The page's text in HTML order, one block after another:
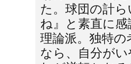
た。球団の計
ね』と素直に
理論派。独特
なら、自分が